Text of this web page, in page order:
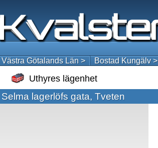
Västra Götalands Län > Bostad Kungälv >
Uthyres lägenhet
Selma lagerlöfs gata, Tveten